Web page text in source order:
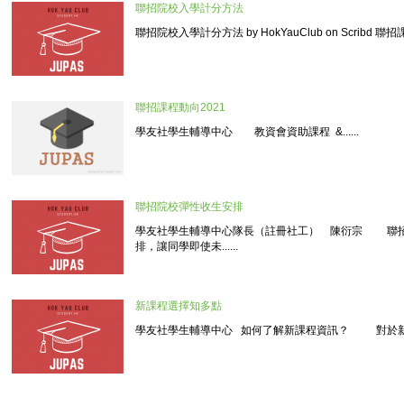
聯招院校入學計分方法
聯招院校入學計分方法 by HokYauClub on Scribd 聯招
聯招課程動向2021
學友社學生輔導中心 教資會資助課程 &......
聯招院校彈性收生安排
學友社學生輔導中心隊長（註冊社工） 陳衍宗 聯招
排，讓同學即使未......
新課程選擇知多點
學友社學生輔導中心 如何了解新課程資訊？ 對於